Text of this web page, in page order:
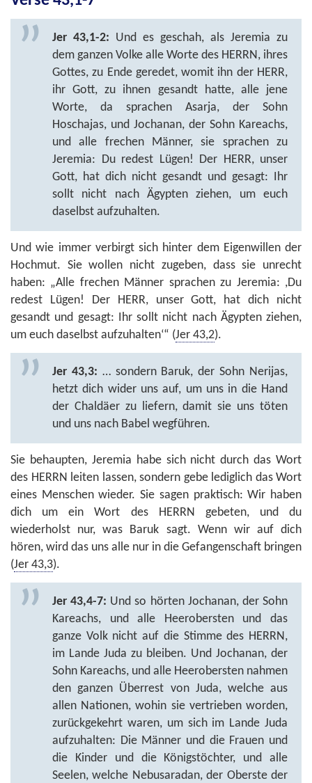
Jer 43,1-2: Und es geschah, als Jeremia zu
dem ganzen Volke alle Worte des HERRN, ihres
Gottes, zu Ende geredet, womit ihn der HERR,
ihr Gott, zu ihnen gesandt hatte, alle jene
Worte, da sprachen Asarja, der Sohn
Hoschajas, und Jochanan, der Sohn Kareachs,
und alle frechen Männer, sie sprachen zu
Jeremia: Du redest Lügen! Der HERR, unser
Gott, hat dich nicht gesandt und gesagt: Ihr
sollt nicht nach Ägypten ziehen, um euch
daselbst aufzuhalten.
Und wie immer verbirgt sich hinter dem Eigenwillen der
Hochmut. Sie wollen nicht zugeben, dass sie unrecht
haben: „Alle frechen Männer sprachen zu Jeremia: ,Du
redest Lügen! Der HERR, unser Gott, hat dich nicht
gesandt und gesagt: Ihr sollt nicht nach Ägypten ziehen,
um euch daselbst aufzuhalten‘“ (Jer 43,2).
Jer 43,3: … sondern Baruk, der Sohn Nerijas,
hetzt dich wider uns auf, um uns in die Hand
der Chaldäer zu liefern, damit sie uns töten
und uns nach Babel wegführen.
Sie behaupten, Jeremia habe sich nicht durch das Wort
des HERRN leiten lassen, sondern gebe lediglich das Wort
eines Menschen wieder. Sie sagen praktisch: Wir haben
dich um ein Wort des HERRN gebeten, und du
wiederholst nur, was Baruk sagt. Wenn wir auf dich
hören, wird das uns alle nur in die Gefangenschaft bringen
(Jer 43,3).
Jer 43,4-7: Und so hörten Jochanan, der Sohn
Kareachs, und alle Heerobersten und das
ganze Volk nicht auf die Stimme des HERRN,
im Lande Juda zu bleiben. Und Jochanan, der
Sohn Kareachs, und alle Heerobersten nahmen
den ganzen Überrest von Juda, welche aus
allen Nationen, wohin sie vertrieben worden,
zurückgekehrt waren, um sich im Lande Juda
aufzuhalten: Die Männer und die Frauen und
die Kinder und die Königstöchter, und alle
Seelen, welche Nebusaradan, der Oberste der